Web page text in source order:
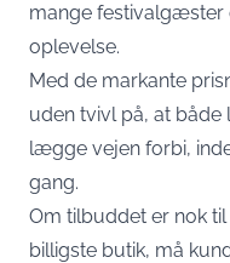
mange festivalgæster
oplevelse.
Med de markante
uden tvivl på, at
lægge vejen forbi,
gang.
Om tilbuddet er nok
billigste butik, må